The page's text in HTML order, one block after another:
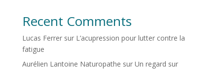
Recent Comments
Lucas Ferrersur L’acupression pour lutter contre la
fatigue
Aurélien Lantoine Naturopathe sur Un regard sur